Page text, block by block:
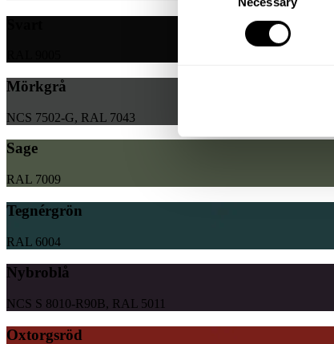
Mörkgrå
NCS 7502-G, RAL 7043
Sage
RAL 7009
Tegnérgrön
RAL 6004
Nybroblå
NCS S 8010-R90B, RAL 5011
Oxtorgsröd